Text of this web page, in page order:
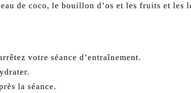
de coco, le bouillon d’os et les fruits et les
votre séance d’entraînement.
la séance.